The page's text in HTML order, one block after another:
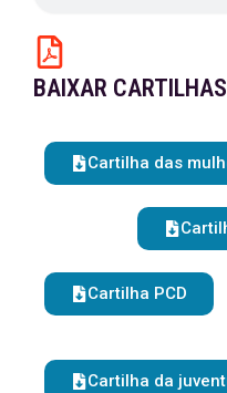
BAIXAR CARTILHAS
Cartilha das
Cartilha PCD
Cartilha da